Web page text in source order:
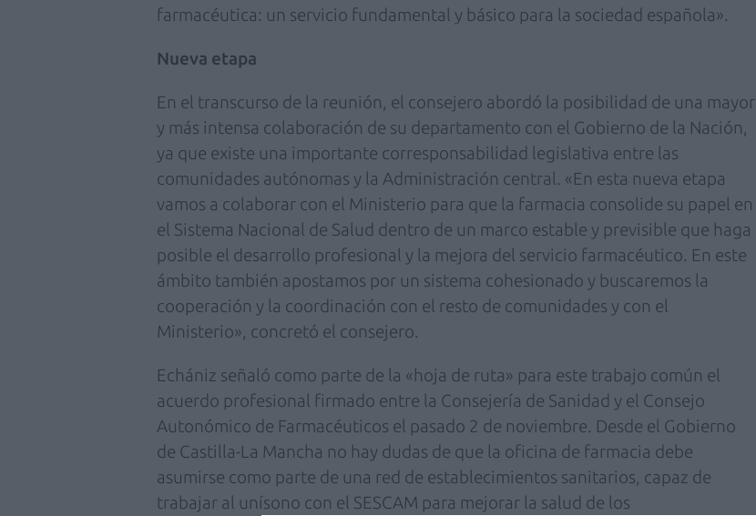
farmacéutica: un servicio fundamental y básico para la sociedad española».
Nueva etapa
En el transcurso de la reunión, el consejero abordó la posibilidad de una mayor
y más intensa colaboración de su departamento con el Gobierno de la Nación,
ya que existe una importante corresponsabilidad legislativa entre las
comunidades autónomas y la Administración central. «En esta nueva etapa
vamos a colaborar con el Ministerio para que la farmacia consolide su papel en
el Sistema Nacional de Salud dentro de un marco estable y previsible que haga
posible el desarrollo profesional y la mejora del servicio farmacéutico. En este
ámbito también apostamos por un sistema cohesionado y buscaremos la
cooperación y la coordinación con el resto de comunidades y con el
Ministerio», concretó el consejero.
Echániz señaló como parte de la «hoja de ruta» para este trabajo común el
acuerdo profesional firmado entre la Consejería de Sanidad y el Consejo
Autonómico de Farmacéuticos el pasado 2 de noviembre. Desde el Gobierno
de Castilla-La Mancha no hay dudas de que la oficina de farmacia debe
asumirse como parte de una red de establecimientos sanitarios, capaz de
trabajar al unísono con el SESCAM para mejorar la salud de los